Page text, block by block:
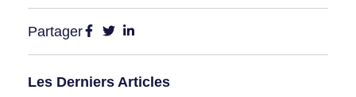
Partager
Les Derniers Articles